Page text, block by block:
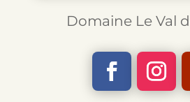
Domaine Le Val